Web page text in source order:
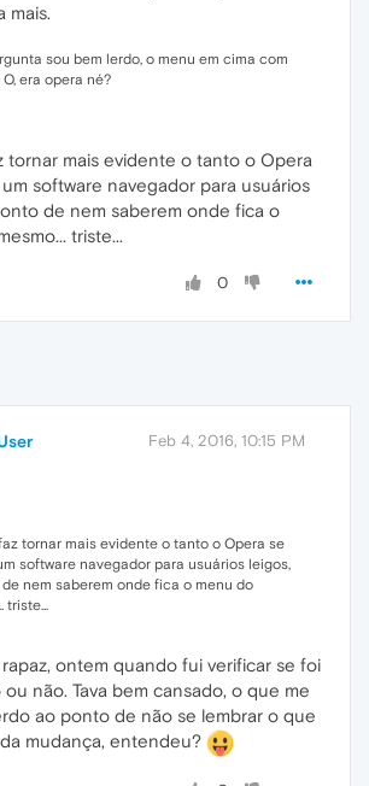
mais.
sou bem lerdo, o menu em cima com
era opera né?
tornar mais evidente o tanto o Opera
software navegador para usuários
de nem saberem onde fica o
triste...
0
Feb 4, 2016, 10:15 PM
tornar mais evidente o tanto o Opera se
software navegador para usuários leigos,
nem saberem onde fica o menu do
triste...
ontem quando fui verificar se foi
ou não. Tava bem cansado, o que me
ao ponto de não se lembrar o que
mudança, entendeu?